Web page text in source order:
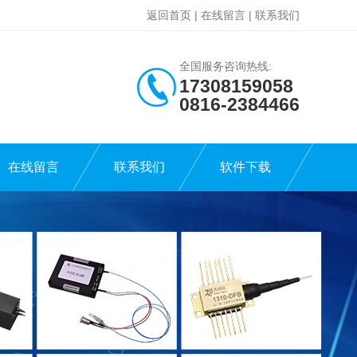
返回首页 | 在线留言 | 联系我们
全国服务咨询热线:
17308159058
0816-2384466
在线留言 联系我们 软件下载